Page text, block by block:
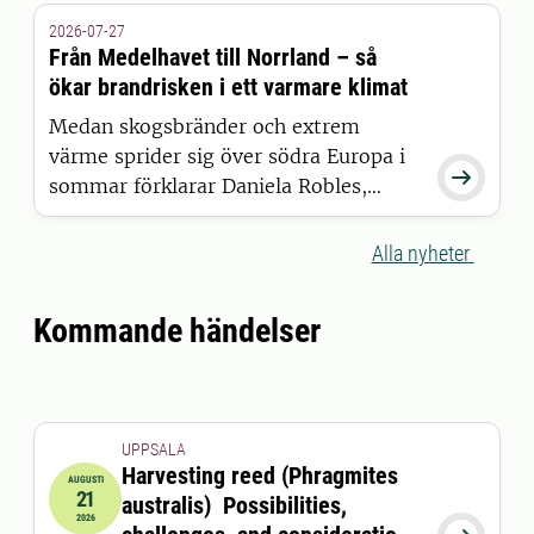

2026-07-27
Från Medelhavet till Norrland – så
ökar brandrisken i ett varmare klimat
Medan skogsbränder och extrem
värme sprider sig över södra Europa i
sommar förklarar Daniela Robles,
postdoktor vid SLU, varför den här
typen av händelser blir allt vanligare,Alla nyheter
Kommande händelser
2026-08-21 09:00:00
AUGUSTI
21
2026
UPPSALA
Harvesting reed (Phragmites
australis) Possibilities,